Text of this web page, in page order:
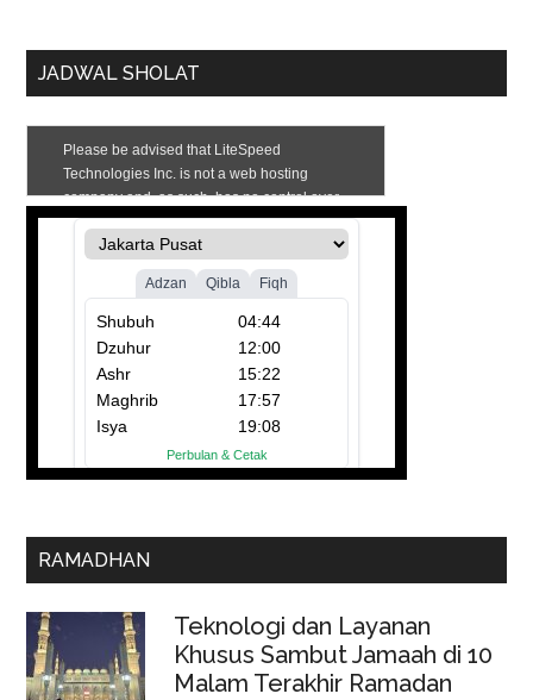
JADWAL SHOLAT
RAMADHAN
Teknologi dan Layanan
Khusus Sambut Jamaah di 10
Malam Terakhir Ramadan